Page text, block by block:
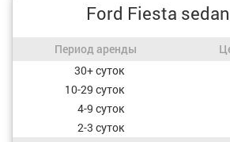
Ford Fiesta
Период аренды / Цена за 1 сутки
Период аренды
Стоимость, в зависимости от периода
30+ суток
10-29 суток
4-9 суток
2-3 суток